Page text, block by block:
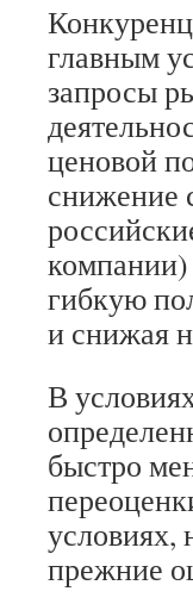
главным
запросы
ценовой
снижение
компании)
гибкую
и снижая
В
быстро
условиях,
прежние